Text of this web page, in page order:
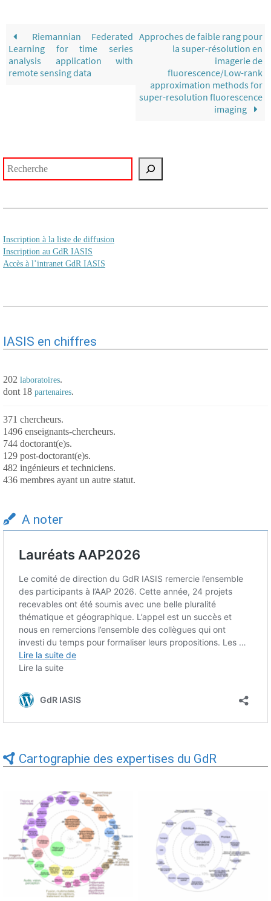
Riemannian Federated
Learning for time series
analysis application with
remote sensing data
Approches de faible rang pour
la super-résolution en
imagerie de
fluorescence/Low-rank
approximation methods for
super-resolution fluorescence
imaging
Inscription à la liste de diffusion
Inscription au GdR IASIS
Accès à l’intranet GdR IASIS
IASIS en chiffres
202 laboratoires.
dont 18 partenaires.
371 chercheurs.
1496 enseignants-chercheurs.
744 doctorant(e)s.
129 post-doctorant(e)s.
482 ingénieurs et techniciens.
436 membres ayant un autre statut.
A noter
Cartographie des expertises du GdR
Expertises du GdR -
cartographie par Axes -
19/09/2025
Expertises du GdR -
cartographie par mots-clés
applicatifs - 19/09/2025